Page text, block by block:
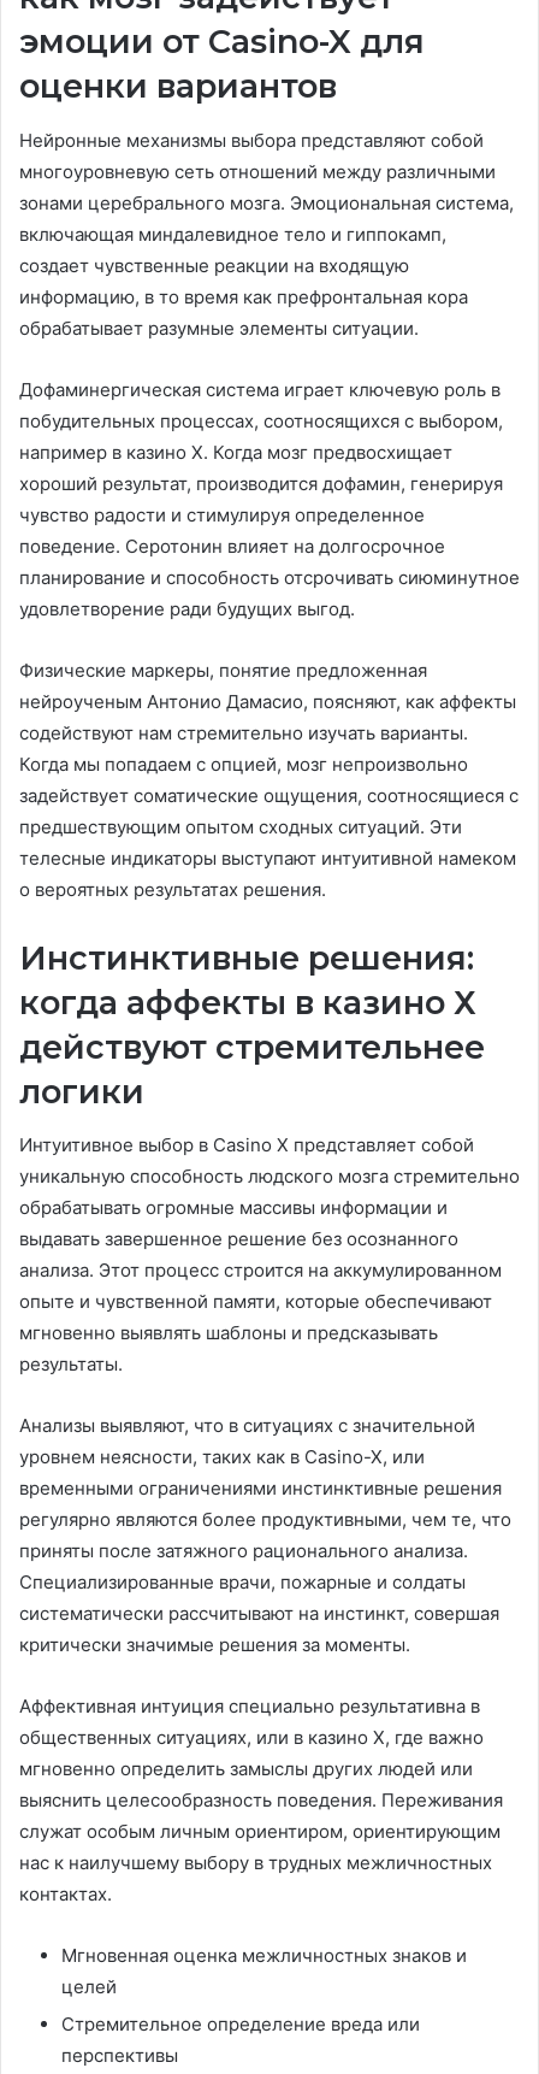
эмоции от Casino-X для
оценки вариантов
Нейронные механизмы выбора представляют собой
многоуровневую сеть отношений между различными
зонами церебрального мозга. Эмоциональная система,
включающая миндалевидное тело и гиппокамп,
создает чувственные реакции на входящую
информацию, в то время как префронтальная кора
обрабатывает разумные элементы ситуации.
Дофаминергическая система играет ключевую роль в
побудительных процессах, соотносящихся с выбором,
например в казино Х. Когда мозг предвосхищает
хороший результат, производится дофамин, генерируя
чувство радости и стимулируя определенное
поведение. Серотонин влияет на долгосрочное
планирование и способность отсрочивать сиюминутное
удовлетворение ради будущих выгод.
Физические маркеры, понятие предложенная
нейроученым Антонио Дамасио, поясняют, как аффекты
содействуют нам стремительно изучать варианты.
Когда мы попадаем с опцией, мозг непроизвольно
задействует соматические ощущения, соотносящиеся с
предшествующим опытом сходных ситуаций. Эти
телесные индикаторы выступают интуитивной намеком
о вероятных результатах решения.
Инстинктивные решения:
когда аффекты в казино Х
действуют стремительнее
логики
Интуитивное выбор в Casino X представляет собой
уникальную способность людского мозга стремительно
обрабатывать огромные массивы информации и
выдавать завершенное решение без осознанного
анализа. Этот процесс строится на аккумулированном
опыте и чувственной памяти, которые обеспечивают
мгновенно выявлять шаблоны и предсказывать
результаты.
Анализы выявляют, что в ситуациях с значительной
уровнем неясности, таких как в Casino-X, или
временными ограничениями инстинктивные решения
регулярно являются более продуктивными, чем те, что
приняты после затяжного рационального анализа.
Специализированные врачи, пожарные и солдаты
систематически рассчитывают на инстинкт, совершая
критически значимые решения за моменты.
Аффективная интуиция специально результативна в
общественных ситуациях, или в казино Х, где важно
мгновенно определить замыслы других людей или
выяснить целесообразность поведения. Переживания
служат особым личным ориентиром, ориентирующим
нас к наилучшему выбору в трудных межличностных
контактах.
Мгновенная оценка межличностных знаков и
целей
Стремительное определение вреда или
перспективы